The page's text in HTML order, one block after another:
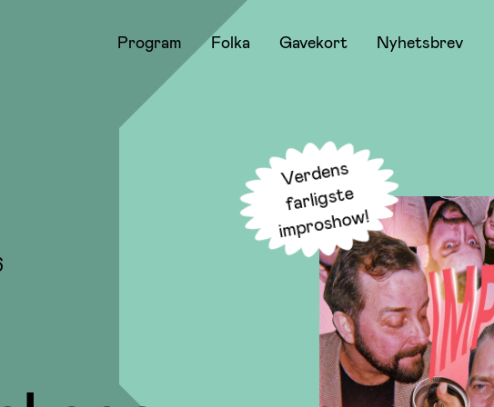
Program Folka Gavekort Nyhetsbrev
Verdens
farli
gste
i
mprosho
w!